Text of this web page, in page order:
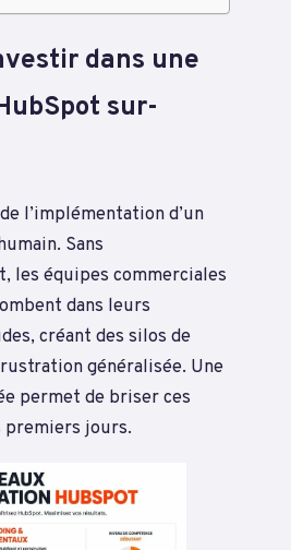
dans une
sur-
l’implémentation d’un
Sans
les équipes commerciales
dans leurs
créant des silos de
généralisée. Une
permet de briser ces
premiers jours.